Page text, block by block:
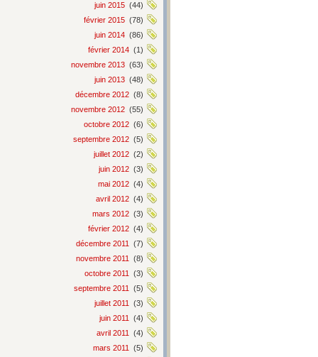
juin 2015 (44)
février 2015 (78)
juin 2014 (86)
février 2014 (1)
novembre 2013 (63)
juin 2013 (48)
décembre 2012 (8)
novembre 2012 (55)
octobre 2012 (6)
septembre 2012 (5)
juillet 2012 (2)
juin 2012 (3)
mai 2012 (4)
avril 2012 (4)
mars 2012 (3)
février 2012 (4)
décembre 2011
(7)
novembre 2011
(8)
octobre 2011
(3)
septembre 2011
(5)
juillet 2011
(3)
juin 2011
(4)
avril 2011
(4)
mars 2011
(5)